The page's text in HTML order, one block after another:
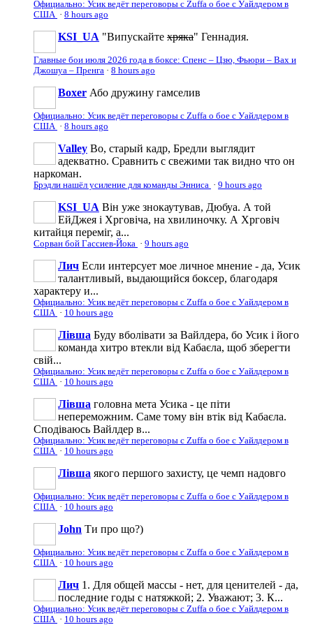
Официально: Усик ведёт переговоры с Zuffa о бое с Уайлдером в
США · 8 hours ago
KSI_UA "Випускайте хряка" Геннадия.
Главные бои июля 2026 года в боксе: Спенс – Цзю, Фьюри – Вах и
Джошуа – Пренга · 8 hours ago
Boxer Або дружину гамселив
Официально: Усик ведёт переговоры с Zuffa о бое с Уайлдером в
США · 8 hours ago
Valley Во, старый кадр, Бредли выглядит
адекватно. Сравнить с свежими так видно что он
наркоман.
Брэдли нашёл усиление для команды Энниса · 9 hours ago
KSI_UA Він уже знокаутував, Дюбуа. А той
ЕйДжея і Хрговіча, на хвилиночку. А Хрговіч
китайця переміг, а...
Сорван бой Гассиев-Йока · 9 hours ago
Лич Если интерсует мое личное мнение - да, Усик
талантливый, выдающийся боксер, благодаря
характеру и...
Официально: Усик ведёт переговоры с Zuffa о бое с Уайлдером в
США · 10 hours ago
Лівша Буду вболівати за Вайлдера, бо Усик і його
команда хитро втекли від Кабаєла, щоб зберегти
свій...
Официально: Усик ведёт переговоры с Zuffa о бое с Уайлдером в
США · 10 hours ago
Лівша головна мета Усика - це піти
непереможним. Саме тому він втік від Кабаєла.
Сподіваюсь Вайлдер в...
Официально: Усик ведёт переговоры с Zuffa о бое с Уайлдером в
США · 10 hours ago
Лівша якого першого захисту, це чемп надовго
Официально: Усик ведёт переговоры с Zuffa о бое с Уайлдером в
США · 10 hours ago
John Ти про що?)
Официально: Усик ведёт переговоры с Zuffa о бое с Уайлдером в
США · 10 hours ago
Лич 1. Для общей массы - нет, для ценителей - да,
последние годы с натяжкой; 2. Уважают; 3. К...
Официально: Усик ведёт переговоры с Zuffa о бое с Уайлдером в
США · 10 hours ago